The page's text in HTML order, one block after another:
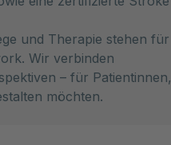
und Therapie stehen für
Wir verbinden
– für Patientinnen,
möchten.